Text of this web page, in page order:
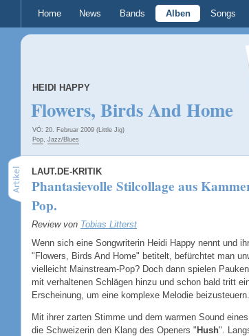
Home News Bands Alben Songs
HEIDI HAPPY
Flowers, Birds And Home
VÖ: 20. Februar 2009 (Little Jig)
Pop, Jazz/Blues
LAUT.DE-KRITIK
Phantasievolle Stilcollage aus
Pop.
Review von Tobias Litterst
Wenn sich eine Songwriterin Heidi Happy nennt und
"Flowers, Birds And Home" betitelt, befürchtet man
vielleicht Mainstream-Pop? Doch dann spielen
mit verhaltenen Schlägen hinzu und schon bald tritt
Erscheinung, um eine komplexe Melodie beizusteuern.
Mit ihrer zarten Stimme und dem warmen Sound
die Schweizerin den Klang des Openers " Hush".